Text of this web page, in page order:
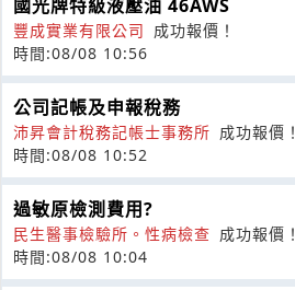
國光牌特級液壓油 46AWS
豐成實業有限公司 成功報價！
時間:08/08 10:56
公司記帳及申報稅務
沛昇會計稅務記帳士事務所 成功報價！
時間:08/08 10:52
過敏原檢測費用?
民生醫事檢驗所。性病檢查 成功報價！
時間:08/08 10:04